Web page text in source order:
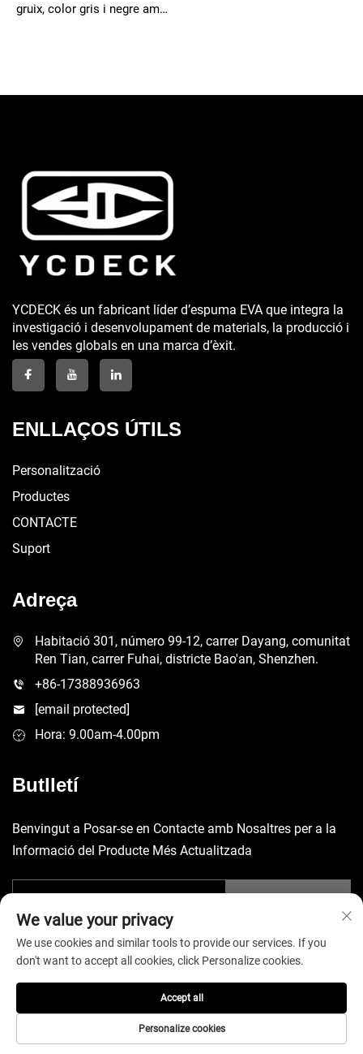
gruix, color gris i negre amb
YCDECK és un fabricant líder d’espuma EVA que integra la
investigació i desenvolupament de materials, la producció i
les vendes globals en una marca d’èxit.
ENLLAÇOS ÚTILS
Personalització
Productes
CONTACTE
Suport
Adreça
Habitació 301, número 99-12, carrer Dayang, comunitat
Ren Tian, carrer Fuhai, districte Bao'an, Shenzhen.
+86-17388936963
[email protected]
Hora: 9.00am-4.00pm
Butlletí
Benvingut a Posar-se en Contacte amb Nosaltres per a la
Informació del Producte Més Actualitzada
Copyright © 2026 China Shenzhen Yuecheng Sporting Goods Co.,
Ltd. Tots els drets reservats. - Política de privadesa
We value your privacy
We use cookies and similar tools to provide our services. If you
don't want to accept all cookies, click Personalize cookies.
Personalize cookies
Accept all